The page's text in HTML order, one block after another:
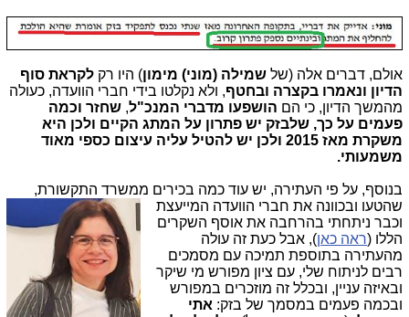
אולם, דברים אלה (של שמילה (מוני) מימון) היו רק לקראת סוף
הדיון ונאמרו בקצרה ובחטף, ולא נקלטו בידי חברי הוועדה, כעולה
מהמשך הדיון, כי הם הושפעו מדברי המנכ"ל, שחזר וכמה
פעמים על כך, שלבזק יש פתרון על המתג הקיים ולכן היא
משקרת מאז 2015 ולכן יש להטיל עליה עיצום כספי מאוד
משמעותי.
בנוסף, על פי העתירה, יש עוד כמה בכירים ממשרד התקשורת,
שהטעו ובכוונה את חברי הוועדה המייעצת
וכבר ניתחתי בהרחבה את אוסף השקרים
הללו (ראה כאן), אבל כעת זה עולה
מהעתירה בתוספת תמיכה עם מסמכים
רבים לניתוח שלי, עם ציון מפורש מי שיקר
ובאיזה עניין, ובכלל זה מוזכרים במפורש
ובכמה פעמים במסמך של בזק: אתי